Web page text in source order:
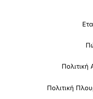
Πολιτική